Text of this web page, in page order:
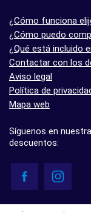
¿Cómo funciona
¿Cómo puedo
¿Qué está incluido
Contactar con los
Aviso legal
Política de
Mapa web
Síguenos en
descuentos: